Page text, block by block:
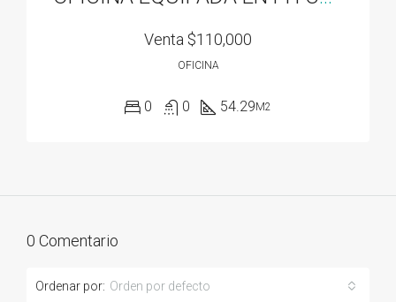
Venta $110,000
OFICINA
0 0 54.29M2
0 Comentario
Ordenar por: Orden por defecto